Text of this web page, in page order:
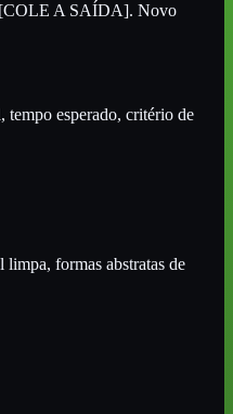
[COLE A SAÍDA]. Novo
tempo esperado, critério de
formas abstratas de